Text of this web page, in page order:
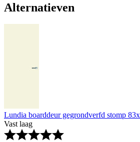
Alternatieven
Lundia boarddeur gegrondverfd stomp
Vast laag